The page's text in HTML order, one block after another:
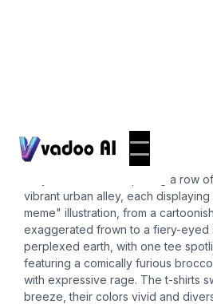
angry meme
A dynamic scene depicting a row
vibrant urban alley, each
meme" illustration, from a
exaggerated frown to a fiery-eyed
perplexed earth, with one tee
featuring a comically furious
with expressive rage. The t-shirts
breeze, their colors vivid and